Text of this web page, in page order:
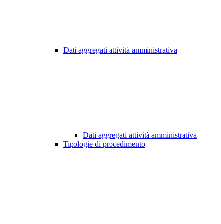
Dati aggregati attività amministrativa
Dati aggregati attività amministrativa
Tipologie di procedimento